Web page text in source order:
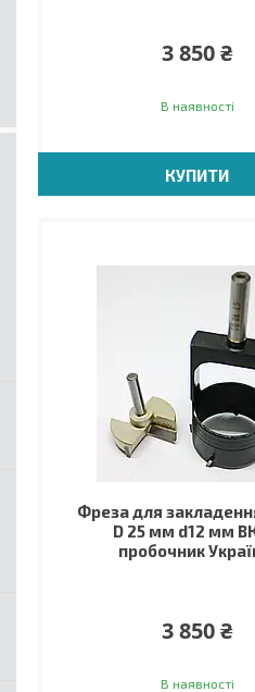
3 850 ₴
В наявності
КУПИТИ
Фреза для
D 25 мм d12 мм
пробочник
3 850 ₴
В наявності